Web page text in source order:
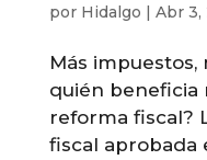
por Hidalgo | Abr 3,
Más impuestos,
quién beneficia
reforma fiscal?
fiscal aprobada